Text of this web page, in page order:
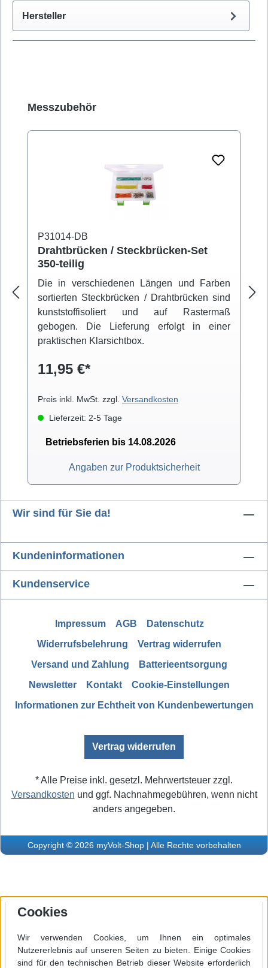
Hersteller
Produktgalerie überspringen
Messzubehör
P31014-DB
Drahtbrücken / Steckbrücken-Set
350-teilig
Die in verschiedenen Längen und Farben
sortierten Steckbrücken / Drahtbrücken sind
kunststoffisoliert und auf Rastermaß
gebogen. Die Lieferung erfolgt in einer
praktischen Klarsichtbox.
11,95 €*
Preis inkl. MwSt. zzgl. Versandkosten
Lieferzeit: 2-5 Tage
Betriebsferien bis 14.08.2026
Angaben zur Produktsicherheit
Wir sind für Sie da!
Kundeninformationen
Kundenservice
Impressum AGB
Datenschutz
Widerrufsbelehrung
Vertrag widerrufen
Versand und Zahlung
Batterieentsorgung
Newsletter
Kontakt
Cookie-Einstellungen
Informationen zur Echtheit von Kundenbewertungen
Vertrag widerrufen
* Alle Preise inkl. gesetzl. Mehrwertsteuer zzgl.
Versandkosten und ggf. Nachnahmegebühren, wenn nicht
anders angegeben.
Copyright © 2026 myVolt-Shop | Alle Rechte vorbehalten
Cookies
Wir verwenden Cookies, um Ihnen ein optimales
Nutzererlebnis auf unseren Seiten zu bieten. Einige Cookies
sind für den technischen Betrieb dieser Website erforderlich